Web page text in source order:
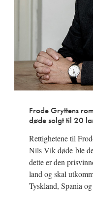
Frode Gryttens
døde solgt til 20
Rettighetene til
Nils Vik døde ble
dette er den
land og skal
Tyskland, Spania